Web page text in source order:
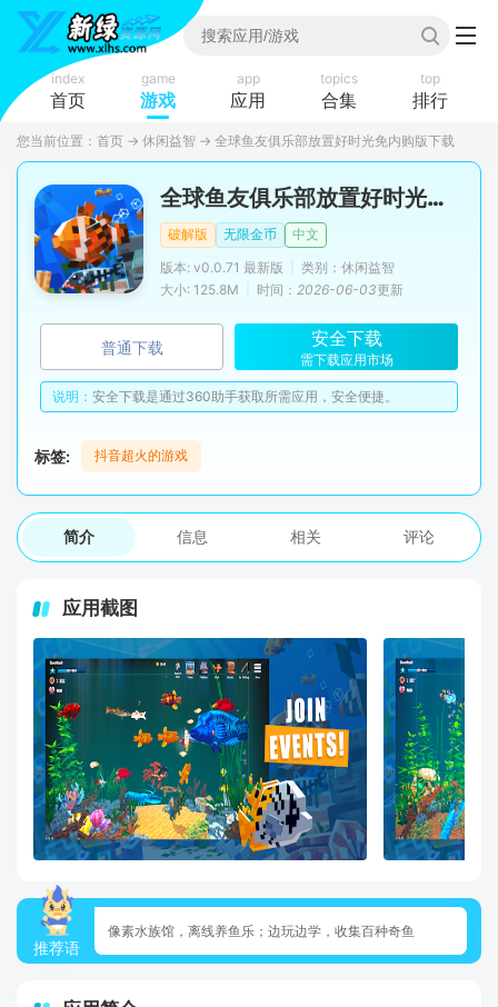
index
首页
game
游戏
app
应用
topics
合集
top
排行
您当前位置： 首页 → 休闲益智 → 全球鱼友俱乐部放置好时光免内购版下载
全球鱼友俱乐部放置好时光无限金币版
破解版 无限金币
中文
版本: v0.0.71 最新版
类别：休闲益智
大小: 125.8M
时间： 2026-06-03更新
普通下载 安全下载
需下载应用市场
说明： 安全下载是通过360助手获取所需应用，安全便捷。
标签: 抖音超火的游戏
简介 信息 相关 评论
应用截图
推荐语
像素水族馆，离线养鱼乐；边玩边学，收集百种奇鱼